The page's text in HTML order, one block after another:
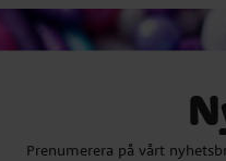
Prenumerera på vårt